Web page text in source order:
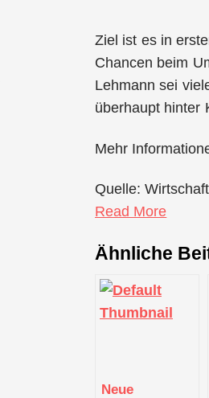
Ziel ist es in
Chancen beim
Lehmann sei
überhaupt hinter
Mehr
Quelle:
Read More
Ähnliche
Neue